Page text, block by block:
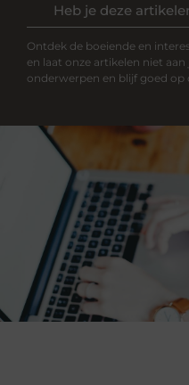
Heb je deze
Ontdek de boeiende en
en laat onze artikelen niet
onderwerpen en blijf goed op